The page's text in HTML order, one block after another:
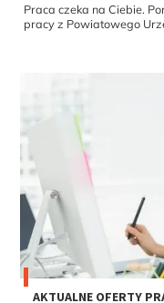
Praca czeka na Ciebie.
pracy z Powiatowego
AKTUALNE OFERTY